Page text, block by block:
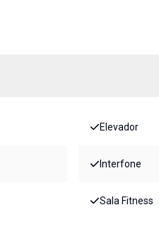
Elevador
Interfone
Sala Fitness